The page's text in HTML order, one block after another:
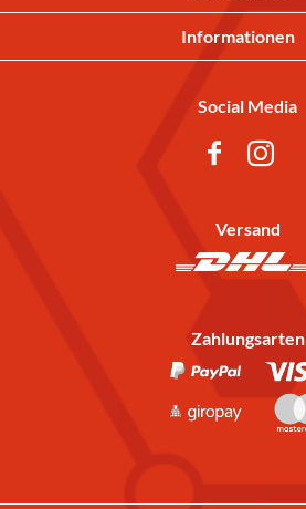
Informationen
Social Media
Versand
Zahlungsarten